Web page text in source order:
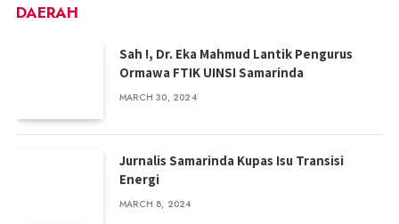
DAERAH
Sah !, Dr. Eka Mahmud Lantik Pengurus
Ormawa FTIK UINSI Samarinda
MARCH 30, 2024
Jurnalis Samarinda Kupas Isu Transisi
Energi
MARCH 8, 2024